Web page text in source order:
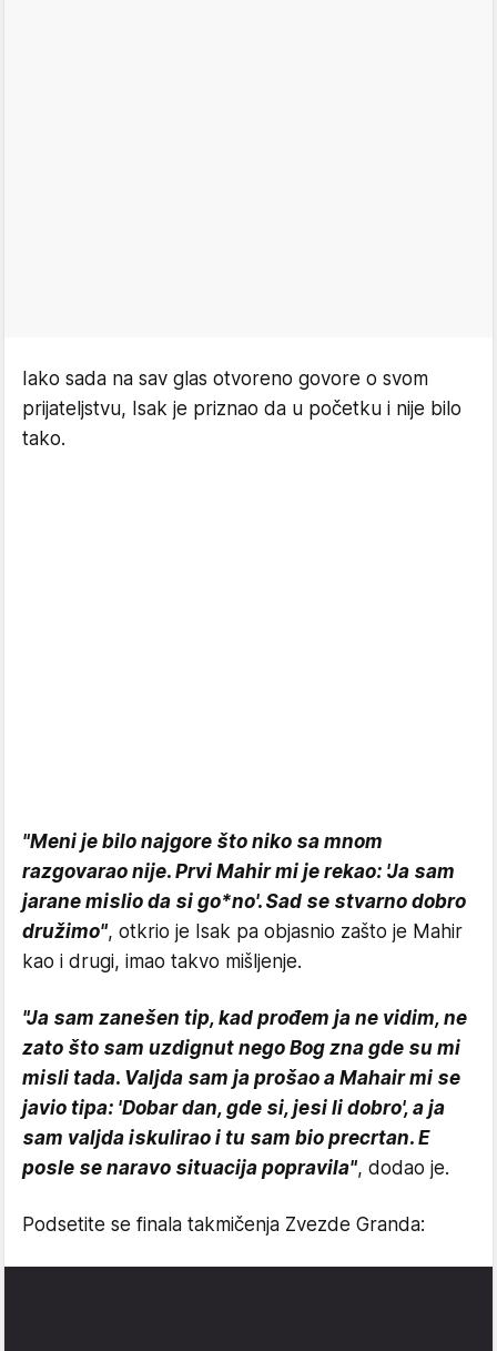
Iako sada na sav glas otvoreno govore o svom
prijateljstvu, Isak je priznao da u početku i nije bilo
tako.
"Meni je bilo najgore što niko sa mnom
razgovarao nije. Prvi Mahir mi je rekao: 'Ja sam
jarane mislio da si go*no'. Sad se stvarno dobro
družimo", otkrio je Isak pa objasnio zašto je Mahir
kao i drugi, imao takvo mišljenje.
"Ja sam zanešen tip, kad prođem ja ne vidim, ne
zato što sam uzdignut nego Bog zna gde su mi
misli tada. Valjda sam ja prošao a Mahair mi se
javio tipa: 'Dobar dan, gde si, jesi li dobro', a ja
sam valjda iskulirao i tu sam bio precrtan. E
posle se naravo situacija popravila", dodao je.
Podsetite se finala takmičenja Zvezde Granda: